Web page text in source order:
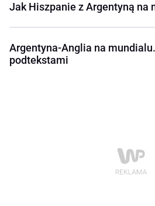
Jak Hiszpanie z Argentyną na
Argentyna-Anglia na
podtekstami